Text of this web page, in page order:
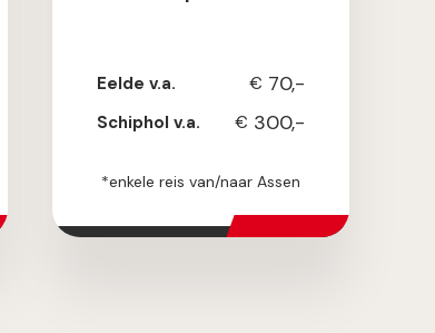
Eelde v.a. € 70,-
Schiphol v.a. € 300,-
*enkele reis van/naar Assen